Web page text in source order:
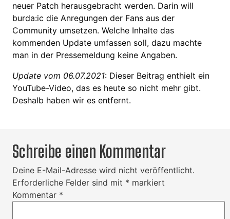
neuer Patch herausgebracht werden. Darin will
burda:ic die Anregungen der Fans aus der
Community umsetzen. Welche Inhalte das
kommenden Update umfassen soll, dazu machte
man in der Pressemeldung keine Angaben.
Update vom 06.07.2021: Dieser Beitrag enthielt ein
YouTube-Video, das es heute so nicht mehr gibt.
Deshalb haben wir es entfernt.
Schreibe einen Kommentar
Deine E-Mail-Adresse wird nicht veröffentlicht.
Erforderliche Felder sind mit * markiert
Kommentar *